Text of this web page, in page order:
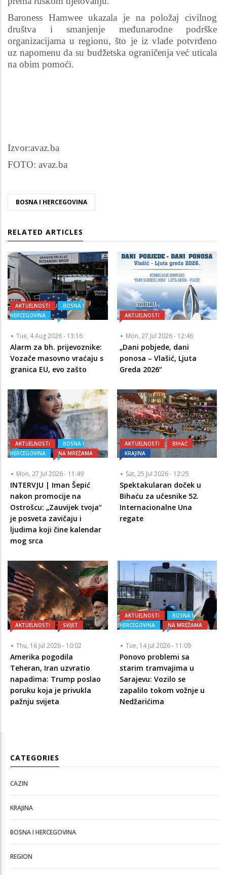
Baroness Hamwee ukazala je na položaj civilnog
društva i smanjenje međunarodne podrške
organizacijama u regionu, što je iz vlade potvrđeno
uz napomenu da su budžetska ograničenja već uticala
na obim pomoći.
Izvor:avaz.ba
FOTO: avaz.ba
BOSNA I HERCEGOVINA
RELATED ARTICLES
AKTUELNOSTI
BOSNA I
HERCEGOVINA
Tue, 4 Aug 2026 - 13:16
Alarm za bh. prijevoznike:
Vozače masovno vraćaju s
granica EU, evo zašto
AKTUELNOSTI
Mon, 27 Jul 2026 - 12:46
„Dani pobjede, dani
ponosa – Vlašić, Ljuta
Greda 2026“
AKTUELNOSTI
BOSNA I
HERCEGOVINA
NA MREŽAMA
Mon, 27 Jul 2026 - 11:49
INTERVJU | Iman Šepić
nakon promocije na
Ostrošcu: „Zauvijek tvoja“
je posveta zavičaju i
ljudima koji čine kalendar
mog srca
AKTUELNOSTI
BIHAĆ
KRAJINA
Sat, 25 Jul 2026 - 12:25
Spektakularan doček u
Bihaću za učesnike 52.
Internacionalne Una
regate
AKTUELNOSTI SVIJET
Thu, 16 Jul 2026 - 10:02
Amerika pogodila
Teheran, Iran uzvratio
napadima: Trump poslao
poruku koja je privukla
pažnju svijeta
AKTUELNOSTI
BOSNA I
HERCEGOVINA
NA MREŽAMA
Tue, 14 Jul 2026 - 11:09
Ponovo problemi sa
starim tramvajima u
Sarajevu: Vozilo se
zapalilo tokom vožnje u
Nedžarićima
CATEGORIES
CAZIN
KRAJINA
BOSNA I HERCEGOVINA
REGION